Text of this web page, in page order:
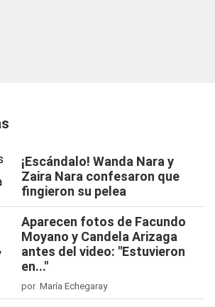
¡Escándalo! Wanda Nara y
Zaira Nara confesaron que
fingieron su pelea
Aparecen fotos de Facundo
Moyano y Candela Arizaga
antes del video: "Estuvieron
en..."
por María Echegaray